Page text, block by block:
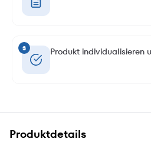
3 Produkt individualisieren
Produktdetails